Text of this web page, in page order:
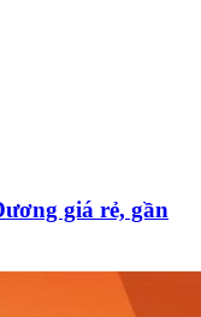
giá rẻ, gần